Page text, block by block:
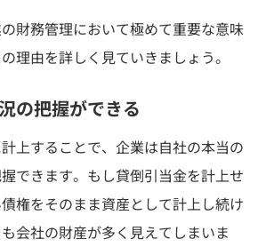
財務管理において極めて重要な意味
理由を詳しく見ていきましょう。
の把握ができる
上することで、企業は自社の本当の
できます。もし貸倒引当金を計上せ
権をそのまま資産として計上し続け
会社の財産が多く見えてしまいま